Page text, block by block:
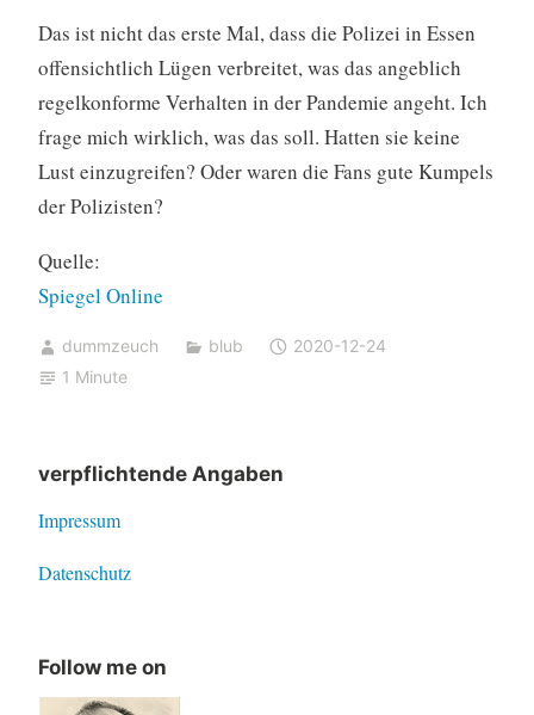
Das ist nicht das erste Mal, dass die Polizei in Essen
offensichtlich Lügen verbreitet, was das angeblich
regelkonforme Verhalten in der Pandemie angeht. Ich
frage mich wirklich, was das soll. Hatten sie keine
Lust einzugreifen? Oder waren die Fans gute Kumpels
der Polizisten?
Quelle:
Spiegel Online
dummzeuch blub
2020-12-24
1 Minute
verpflichtende Angaben
Impressum
Datenschutz
Follow me on